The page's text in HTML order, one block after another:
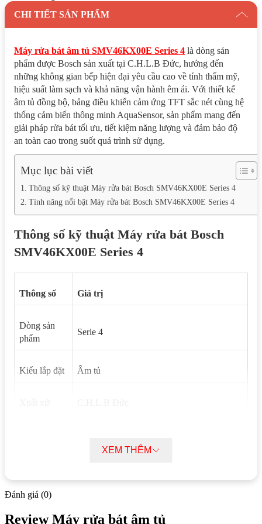
CHI TIẾT SẢN PHẨM
Máy rửa bát âm tủ SMV46KX00E Series 4 là dòng sản
phẩm được Bosch sản xuất tại C.H.L.B Đức, hướng đến
những không gian bếp hiện đại yêu cầu cao về tính thẩm mỹ,
hiệu suất làm sạch và khả năng vận hành êm ái. Với thiết kế
âm tủ đồng bộ, bảng điều khiển cảm ứng TFT sắc nét cùng hệ
thống cảm biến thông minh AquaSensor, sản phẩm mang đến
giải pháp rửa bát tối ưu, tiết kiệm năng lượng và đảm bảo độ
an toàn cao trong suốt quá trình sử dụng.
Mục lục bài viết
Thông số kỹ thuật Máy rửa bát Bosch SMV46KX00E Series 4
Tính năng nổi bật Máy rửa bát Bosch SMV46KX00E Series 4
Thông số kỹ thuật Máy rửa bát Bosch
SMV46KX00E Series 4
Thông số Giá trị
Dòng sản
phẩm
Serie 4
Kiểu lắp đặt Âm tủ
Độ ồn
XEM THÊM
Đánh giá (0)
Review Máy rửa bát âm tủ